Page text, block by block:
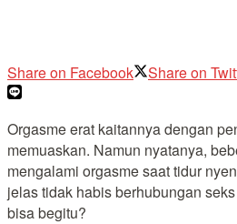
Share on Facebook Share on
Orgasme erat kaitannya dengan
memuaskan. Namun nyatanya,
mengalami orgasme saat tidur
jelas tidak habis berhubungan
bisa begitu?